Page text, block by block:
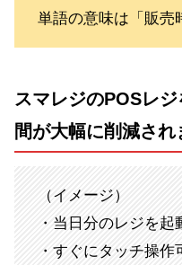
単語の意味は「販売
スマレジのPOSレ
間が大幅に削減され
（イメージ）
・当日分のレジを起
・すぐにタッチ操作